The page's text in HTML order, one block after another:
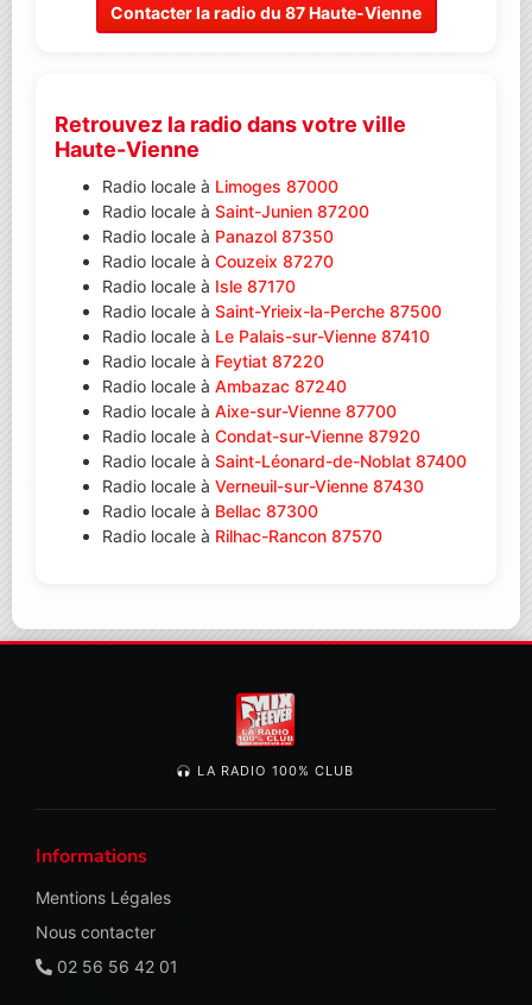
Contacter la radio du 87 Haute-Vienne
Retrouvez la radio dans votre ville
Haute-Vienne
Radio locale à Limoges 87000
Radio locale à Saint-Junien 87200
Radio locale à Panazol 87350
Radio locale à Couzeix 87270
Radio locale à Isle 87170
Radio locale à Saint-Yrieix-la-Perche 87500
Radio locale à Le Palais-sur-Vienne 87410
Radio locale à Feytiat 87220
Radio locale à Ambazac 87240
Radio locale à Aixe-sur-Vienne 87700
Radio locale à Condat-sur-Vienne 87920
Radio locale à Saint-Léonard-de-Noblat 87400
Radio locale à Verneuil-sur-Vienne 87430
Radio locale à Bellac 87300
Radio locale à Rilhac-Rancon 87570
LA RADIO 100% CLUB
Informations
Mentions Légales
Nous contacter
02 56 56 42 01